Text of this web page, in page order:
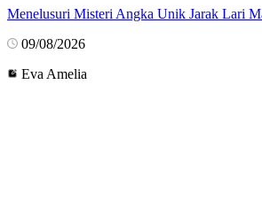
Menelusuri Misteri Angka Unik Jarak Lari
09/08/2026
Eva Amelia